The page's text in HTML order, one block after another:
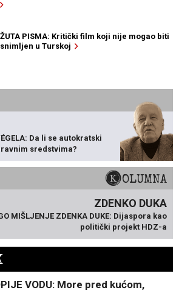
ŽUTA PISMA: Kritički film koji nije mogao biti
snimljen u Turskoj
Da li se autokratski
sredstvima?
KOLUMNA
ZDENKO DUKA
MIŠLJENJE ZDENKA DUKE: Dijaspora kao
politički projekt HDZ-a
VODU: More pred kućom,